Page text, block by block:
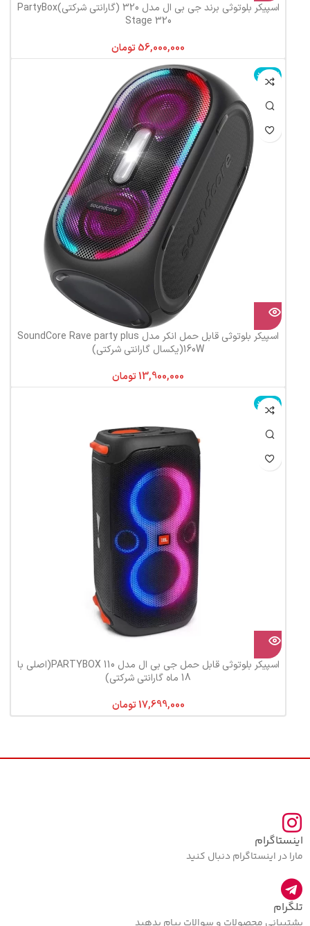
اسپیکر بلوتوثی برند جی بی ال مدل 320 (گارانتی شرکتی)PartyBox
Stage 320
تومان
ناموجود
اسپیکر بلوتوثی قابل حمل انکر مدل SoundCore Rave party plus
160W(یکسال گارانتی شرکتی)
تومان
ناموجود
اسپیکر بلوتوثی قابل حمل جی بی ال مدل PARTYBOX 110(اصلی با
18 ماه گارانتی شرکتی)
تومان
اینستاگرام
مارا در اینستاگرام دنبال کنید
تلگرام